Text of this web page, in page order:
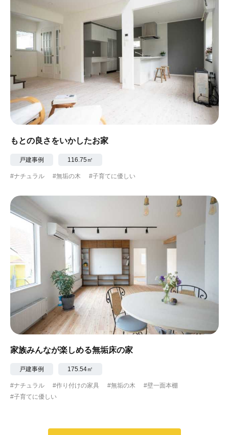
もとの良さをいかしたお家
戸建事例 116.75㎡
#ナチュラル #無垢の木 #子育てに優しい
家族みんなが楽しめる無垢床の家
戸建事例 175.54㎡
#ナチュラル #作り付けの家具 #無垢の木
#壁一面本棚
#子育てに優しい